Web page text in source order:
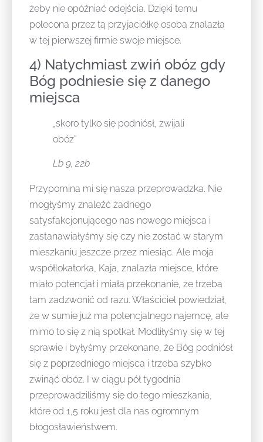
żeby nie opóźniać odejścia. Dzięki temu
polecona przez tą przyjaciółkę osoba znalazła
w tej pierwszej firmie swoje miejsce.
4) Natychmiast zwiń obóz gdy
Bóg podniesie się z danego
miejsca
„skoro tylko się podniósł, zwijali
obóz”
Lb 9, 22b
Przypomina mi się nasza przeprowadzka. Nie
mogłyśmy znaleźć żadnego
satysfakcjonującego nas nowego miejsca i
zastanawiałyśmy się czy nie zostać w starym
mieszkaniu jeszcze przez miesiąc. Ale moja
współlokatorka, Kaja, znalazła miejsce, które
miało potencjał i miała przekonanie, że trzeba
tam zadzwonić od razu. Właściciel powiedział,
że w sumie już ma potencjalnego najemcę, ale
mimo to się z nią spotkał. Modliłyśmy się w tej
sprawie i byłyśmy przekonane, że Bóg podniósł
się z poprzedniego miejsca i trzeba szybko
zwinąć obóz. I w ciągu pół tygodnia
przeprowadziliśmy się do tego mieszkania,
które od 1,5 roku jest dla nas ogromnym
błogosławieństwem.